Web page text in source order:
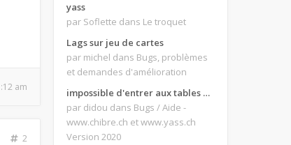
am
2
yass
par Soflette dans Le troquet
Lags sur jeu de cartes
par michel dans Bugs, problèmes
et demandes d'amélioration
impossible d'entrer aux tables de jeux
par didou dans Bugs / Aide -
www.chibre.ch et www.yass.ch
Version 2020